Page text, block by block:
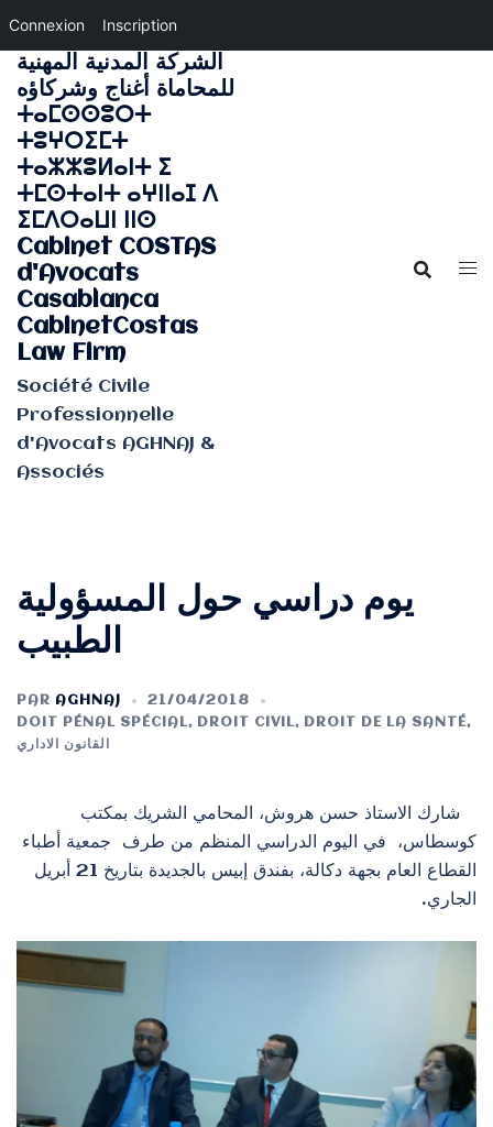
Connexion Inscription
Aller
au
contenu
الشركة المدنية المهنية
للمحاماة أغناج وشركاؤه
ⵜⴰⵎⵙⵙⵓⵔⵜ
ⵜⵓⵖⵔⵉⵎⵜ
ⵜⴰⵣⵣⵓⵍⴰⵏⵜ ⵉ
ⵜⵎⵙⵜⴰⵏⵜ ⴰⵖⵏⵏⴰⵊ ⴷ
ⵉⵎⴷⵔⴰⵡⵏ ⵏⵏⵙ
Cabinet COSTAS
d'Avocats
Casablanca
CabinetCostas
Law Firm
Société Civile
Professionnelle
d'Avocats AGHNAJ &
Associés
يوم دراسي حول المسؤولية
الطبيب
PAR AGHNAJ
21/04/2018
DOIT PÉNAL SPÉCIAL, DROIT CIVIL, DROIT DE LA SANTÉ,
القانون الاداري
شارك الاستاذ حسن هروش، المحامي الشريك بمكتب
كوسطاس، في اليوم الدراسي المنظم من طرف جمعية أطباء
القطاع العام بجهة دكالة، بفندق إبيس بالجديدة بتاريخ 21 أبريل
الجاري.